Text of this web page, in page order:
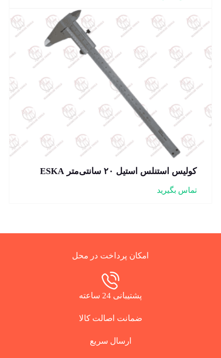
کولیس استنلس استیل ۲۰ سانتی‌متر ESKA
تماس بگیرید
امکان پرداخت در محل
پشتیبانی 24 ساعته
ضمانت اصالت کالا
ارسال سریع